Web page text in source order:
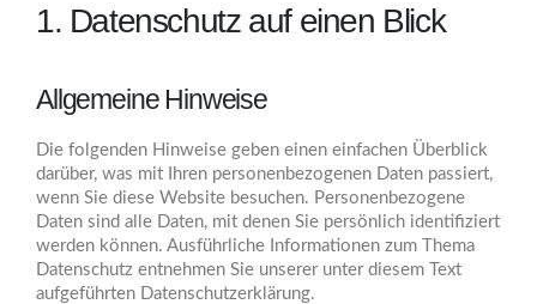
1. Datenschutz auf einen Blick
Allgemeine Hinweise
Die folgenden Hinweise geben einen einfachen Überblick
darüber, was mit Ihren personenbezogenen Daten passiert,
wenn Sie diese Website besuchen. Personenbezogene
Daten sind alle Daten, mit denen Sie persönlich identifiziert
werden können. Ausführliche Informationen zum Thema
Datenschutz entnehmen Sie unserer unter diesem Text
aufgeführten Datenschutzerklärung.